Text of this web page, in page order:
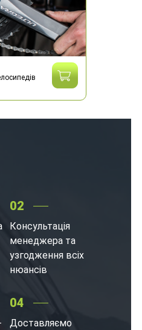
02
Консультація
менеджера та
узгодження всіх
нюансів
04
Доставляємо